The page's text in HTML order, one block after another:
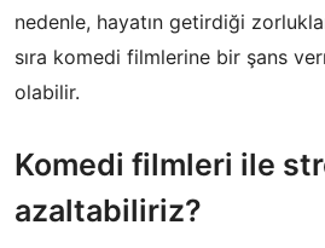
nedenle, hayatın getirdiği
sıra komedi filmlerine bir şans
olabilir.
Komedi filmleri ile
azaltabiliriz?